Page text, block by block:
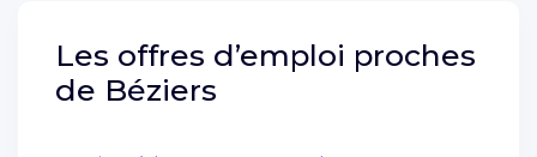
Les offres d’emploi proches
de Béziers